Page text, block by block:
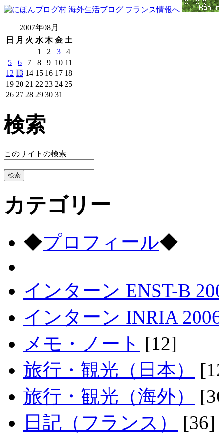
2007年08月
日
月 火 水 木 金 土
1
2 3
4
5
6 7 8 9 10 11
12 13 14 15 16 17 18
19 20 21 22 23 24 25
26 27 28 29 30 31
検索
このサイトの検索
カテゴリー
◆プロフィール◆
インターン ENST-B
インターン INRIA
メモ・ノート [12]
旅行・観光（日本）
旅行・観光（海外）
日記（フランス）
[36]